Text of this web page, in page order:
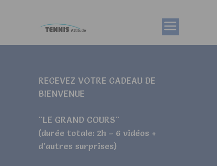
RECEVEZ VOTRE CADEAU DE
BIENVENUE
"LE GRAND COURS"
(durée totale: 2h – 6 vidéos +
d’autres surprises)